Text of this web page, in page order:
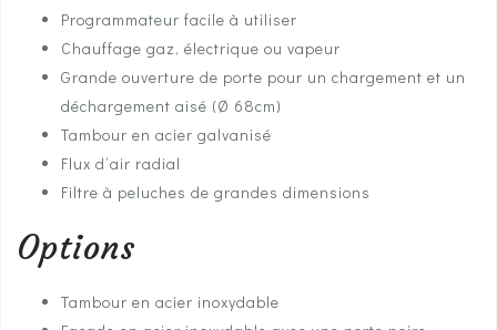
Programmateur facile à utiliser
Chauffage gaz, électrique ou vapeur
Grande ouverture de porte pour un chargement et un
déchargement aisé (Ø 68cm)
Tambour en acier galvanisé
Flux d‘air radial
Filtre à peluches de grandes dimensions
Options
Tambour en acier inoxydable